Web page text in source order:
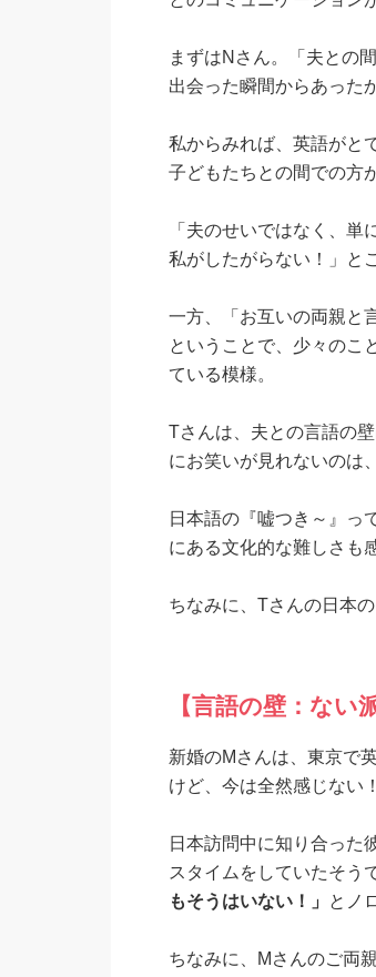
まずはNさん。「夫との
出会った瞬間からあった
私からみれば、英語がと
子どもたちとの間での方
「夫のせいではなく、
私がしたがらない！」と
一方、「お互いの両親と
ということで、少々のこ
ている模様。
Tさんは、夫との言語の
にお笑いが見れないのは
日本語の『嘘つき～』っ
にある文化的な難しさも
ちなみに、Tさんの日本
【言語の壁：ない
新婚のMさんは、東京で
けど、今は全然感じない
日本訪問中に知り合った
スタイムをしていたそう
もそうはいない！」
とノ
ちなみに、Mさんのご両